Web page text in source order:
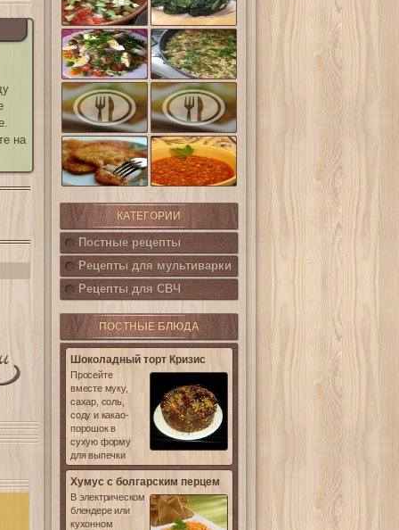
на
(Салат
Кампестре)
шпинат
Французский
салат Нисуаз
Ленивые
кабачки
Овощная
запеканка из
кабачков и
баклажанов
Салат из печени
трески с
каперсами
Картофельные
котлетки с
кукурузой
Горошница
КАТЕГОРИИ
Постные рецепты
Рецепты для мультиварки
Рецепты для СВЧ
ПОСТНЫЕ БЛЮДА
Шоколадный торт Кризис
Просейте
вместе муку,
сахар, соль,
соду и какао-
порошок в
сухую форму
для выпечки
Хумус с болгарским перцем
В электрическом
блендере или
кухонном